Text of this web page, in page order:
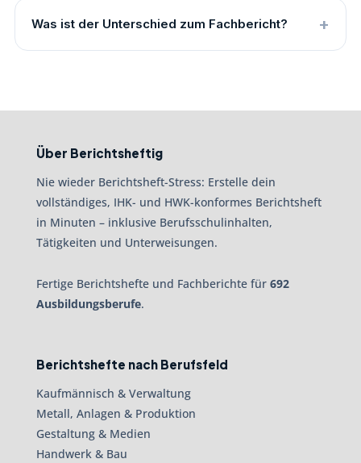
Was ist der Unterschied zum Fachbericht?
Über Berichtsheftig
Nie wieder Berichtsheft-Stress: Erstelle dein
vollständiges, IHK- und HWK-konformes Berichtsheft
in Minuten – inklusive Berufsschulinhalten,
Tätigkeiten und Unterweisungen.
Fertige Berichtshefte und Fachberichte für 692
Ausbildungsberufe.
Berichtshefte nach Berufsfeld
Kaufmännisch & Verwaltung
Metall, Anlagen & Produktion
Gestaltung & Medien
Handwerk & Bau